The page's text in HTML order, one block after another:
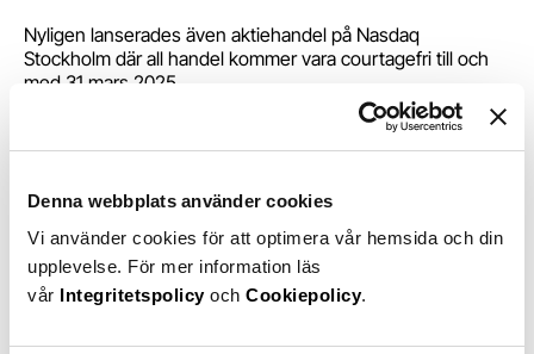
Denna webbplats använder cookies
Vi använder cookies för att optimera vår hemsida och din
upplevelse. För mer information läs
vår Integritetspolicy och Cookiepolicy.
Nyligen lanserades även aktiehandel på Nasdaq
Stockholm där all handel kommer vara courtagefri till och
med 31 mars 2025.
Appen finns i i både Appstore och Google Play
men det
Vi på Levler har skapat Sveriges nya sparplattform med
aktiehandel på Nasdaq Stockholm till och med 2025 och
25 % rabatt på alla fonders förvaltningsavgift.